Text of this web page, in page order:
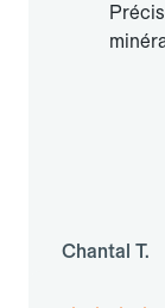
Chantal T.